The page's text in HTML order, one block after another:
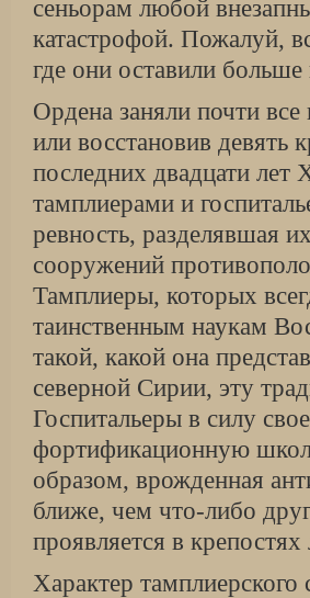
сеньорам любой
катастрофой. Пожалуй,
где они оставили
Ордена заняли почти
или восстановив девять
последних двадцати лет
тамплиерами и
ревность, разделявшая
сооружений
Тамплиеры, которых
таинственным наукам
такой, какой она
северной Сирии, эту
Госпитальеры в силу
фортификационную
образом, врожденная
ближе, чем что-либо
проявляется в
Характер